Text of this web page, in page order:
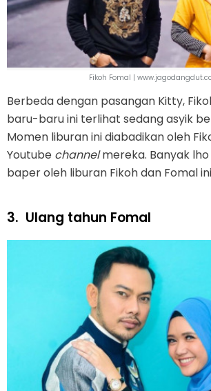
Fikoh Fomal |
Berbeda dengan pasangan Kitty,
baru-baru ini terlihat sedang asyik
Momen liburan ini diabadikan oleh
Youtube channelmereka. Banyak
baper oleh liburan Fikoh dan Fomal
3. Ulang tahun Fomal